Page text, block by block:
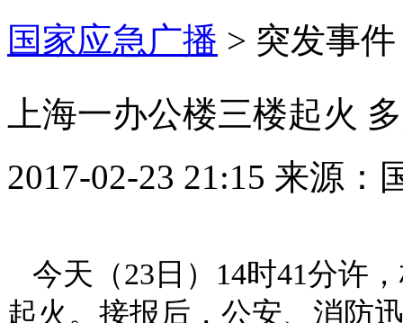
国家应急广播 > 突发事件
上海一办公楼三楼起火
2017-02-23 21:15 来源：
今天（23日）14时41分许
起火。接报后，公安、消防